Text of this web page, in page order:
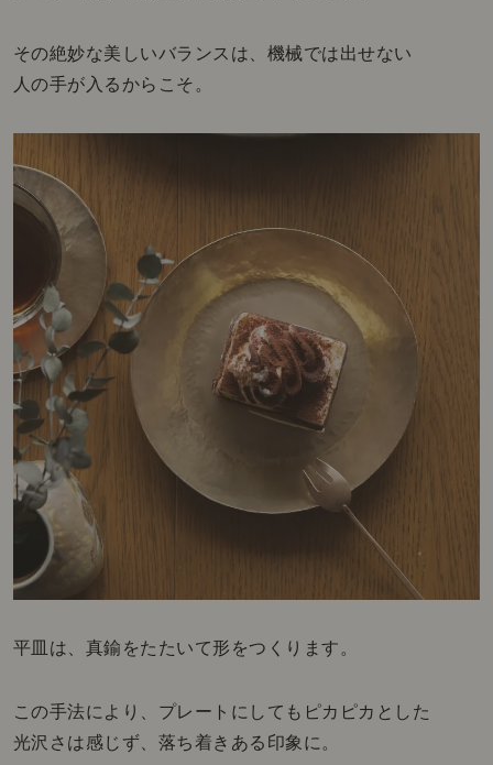
その絶妙な美しいバランスは、機械では出せない
人の手が入るからこそ。
平皿は、真鍮をたたいて形をつくります。
この手法により、プレートにしてもピカピカとした
光沢さは感じず、落ち着きある印象に。